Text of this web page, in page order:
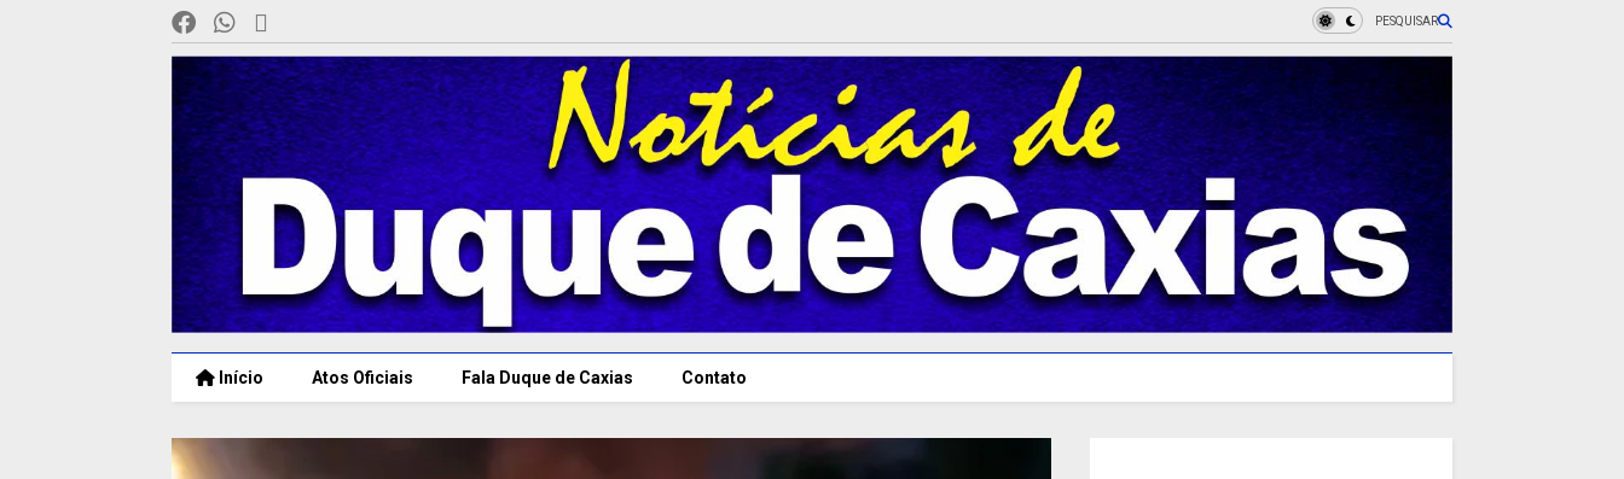
PESQUISAR
Início Atos Oficiais Fala Duque de Caxias Contato